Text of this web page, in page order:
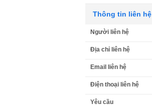
Thông tin liên hệ
Người liên hệ
Địa chỉ liên hệ
Email liên hệ
Điện thoại liên hệ
Yêu cầu